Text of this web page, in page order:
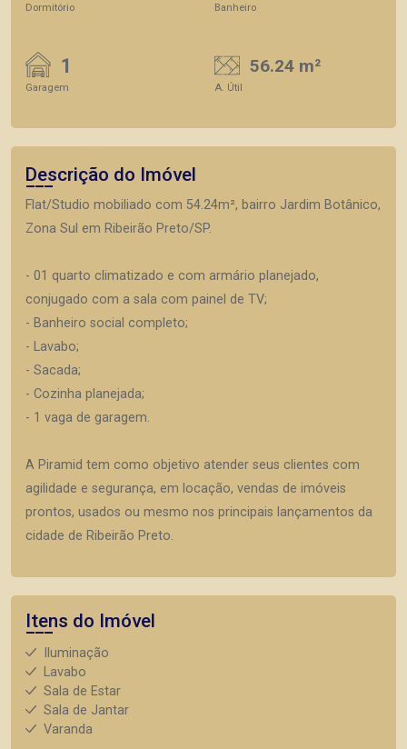
Dormitório Banheiro
1
Garagem
56.24 m²
A. Útil
Descrição do Imóvel
Flat/Studio mobiliado com 54.24m², bairro Jardim Botânico,
Zona Sul em Ribeirão Preto/SP.
- 01 quarto climatizado e com armário planejado,
conjugado com a sala com painel de TV;
- Banheiro social completo;
- Lavabo;
- Sacada;
- Cozinha planejada;
- 1 vaga de garagem.
A Piramid tem como objetivo atender seus clientes com
agilidade e segurança, em locação, vendas de imóveis
prontos, usados ou mesmo nos principais lançamentos da
cidade de Ribeirão Preto.
Itens do Imóvel
Iluminação
Lavabo
Sala de Estar
Sala de Jantar
Varanda